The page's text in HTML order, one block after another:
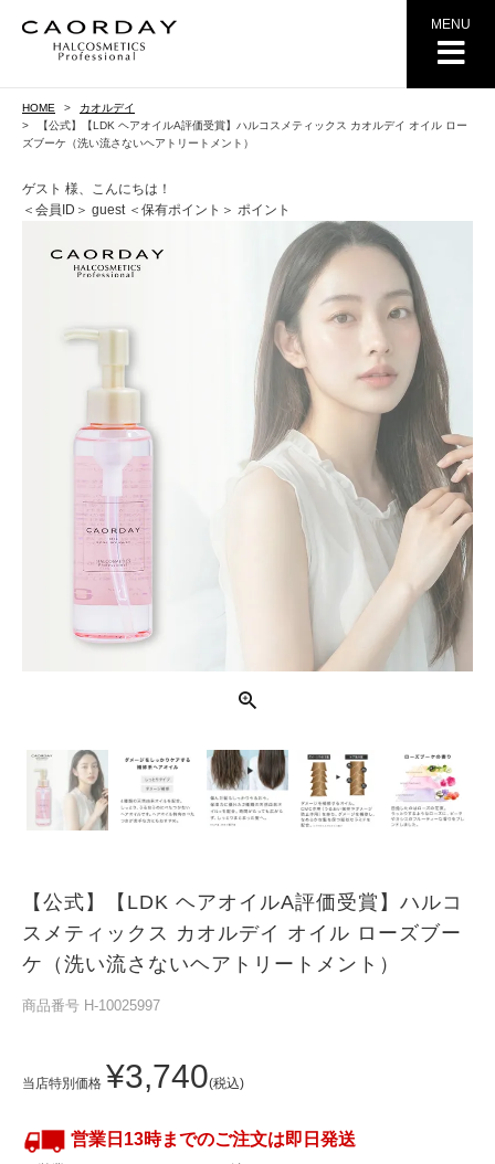
MENU
HOME
カオルデイ
【公式】【LDK ヘアオイルA評価受賞】ハルコスメティックス カオルデイ オイル ロー
ズブーケ（洗い流さないヘアトリートメント）
ゲスト 様、こんにちは！
＜会員ID＞ guest ＜保有ポイント＞ ポイント
【公式】【LDK ヘアオイルA評価受賞】ハルコ
スメティックス カオルデイ オイル ローズブー
ケ（洗い流さないヘアトリートメント）
商品番号 H-10025997
当店特別価格 ¥3,740 税込
営業日13時までのご注文は即日発送